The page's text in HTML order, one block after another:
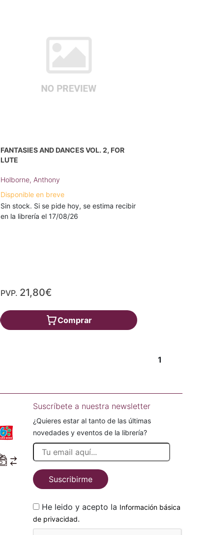
FANTASIES AND DANCES VOL. 2, FOR
LUTE
Holborne, Anthony
Disponible en breve
Sin stock. Si se pide hoy, se estima recibir
en la librería el 17/08/26
PVP. 21,80€
Comprar
1
Suscríbete a nuestra newsletter
¿Quieres estar al tanto de las últimas
novedades y eventos de la librería?
Suscribirme
He leido y acepto la Información básica
de privacidad.